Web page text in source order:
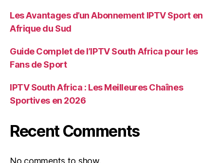
Les Avantages d’un Abonnement IPTV Sport en
Afrique du Sud
Guide Complet de l’IPTV South Africa pour les
Fans de Sport
IPTV South Africa : Les Meilleures Chaînes
Sportives en 2026
Recent Comments
No comments to show.